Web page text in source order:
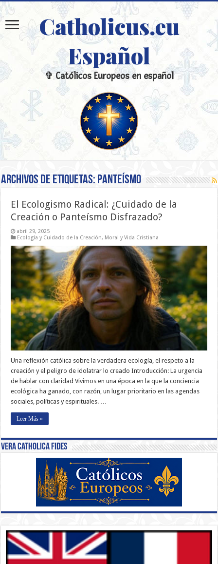
Catholicus.eu
Español
✞ Católicos Europeos en español
Archivos de etiquetas: Panteísmo
El Ecologismo Radical: ¿Cuidado de la
Creación o Panteísmo Disfrazado?
abril 29, 2025
Ecología y Cuidado de la Creación, Moral y Vida Cristiana
Una reflexión católica sobre la verdadera ecología, el respeto a la
creación y el peligro de idolatrar lo creado Introducción: La urgencia
de hablar con claridad Vivimos en una época en la que la conciencia
ecológica ha ganado, con razón, un lugar prioritario en las agendas
sociales, políticas y espirituales. …
Leer Más »
Vera Catholica Fides